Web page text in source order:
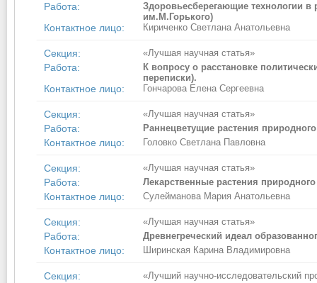
Работа:
Здоровьесберегающие технологии
им.М.Горького)
Контактное лицо: Кириченко Светлана Анатольевна
Секция: «Лучшая научная статья»
Работа:
К вопросу о расстановке
переписки).
Контактное лицо: Гончарова Елена Сергеевна
Секция: «Лучшая научная статья»
Работа: Раннецветущие растения
Контактное лицо: Головко Светлана Павловна
Секция: «Лучшая научная статья»
Работа: Лекарственные растения
Контактное лицо: Сулейманова Мария Анатольевна
Секция: «Лучшая научная статья»
Работа: Древнегреческий идеал
Контактное лицо: Ширинская Карина Владимировна
Секция: «Лучший научно-исследовательский